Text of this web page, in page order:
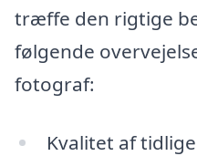
træffe den rigtige
følgende
fotograf:
Kvalitet af